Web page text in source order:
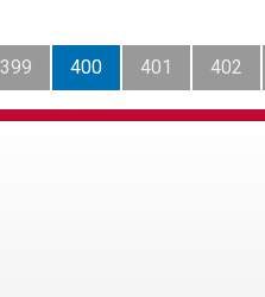
399 400 401 402